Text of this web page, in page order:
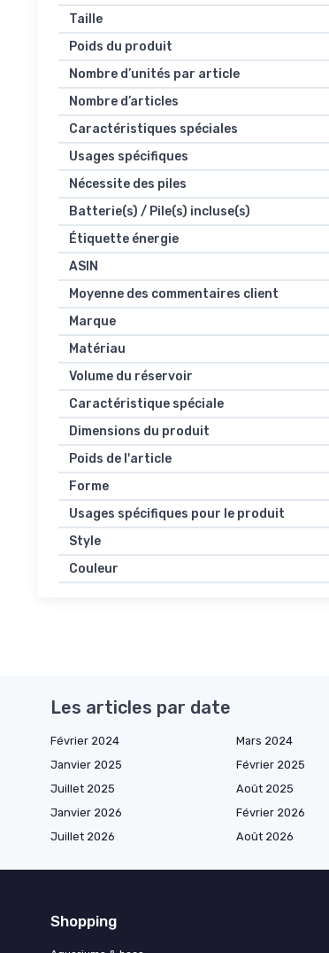
Taille
Poids du produit
Nombre d’unités par article
Nombre d’articles
Caractéristiques spéciales
Usages spécifiques
Nécessite des piles
Batterie(s) / Pile(s) incluse(s)
Étiquette énergie
ASIN
Moyenne des commentaires client
Marque
Matériau
Volume du réservoir
Caractéristique spéciale
Dimensions du produit
Poids de l'article
Forme
Usages spécifiques pour le produit
Style
Couleur
Les articles par date
Février 2024 Mars 2024
Janvier 2025
Février 2025
Juillet 2025
Août 2025
Janvier 2026
Février 2026
Juillet 2026
Août 2026
Shopping